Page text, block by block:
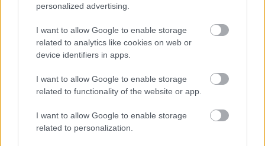
personalized advertising.
I want to allow Google to enable storage
related to analytics like cookies on web or
device identifiers in apps.
I want to allow Google to enable storage
related to functionality of the website or app.
I want to allow Google to enable storage
related to personalization.